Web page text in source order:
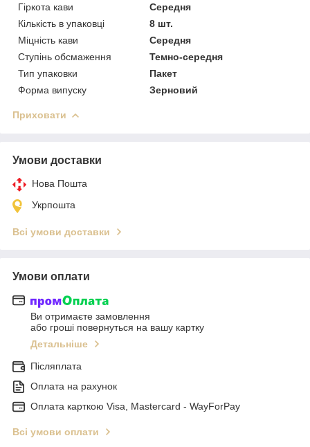
Гіркота кави
Середня
Кількість в упаковці
8 шт.
Міцність кави
Середня
Ступінь обсмаження
Темно-середня
Тип упаковки
Пакет
Форма випуску
Зерновий
Приховати
Умови доставки
Нова Пошта
Укрпошта
Всі умови доставки
Умови оплати
Ви отримаєте замовлення
або гроші повернуться на вашу картку
Детальніше
Післяплата
Оплата на рахунок
Оплата карткою Visa, Mastercard - WayForPay
Всі умови оплати